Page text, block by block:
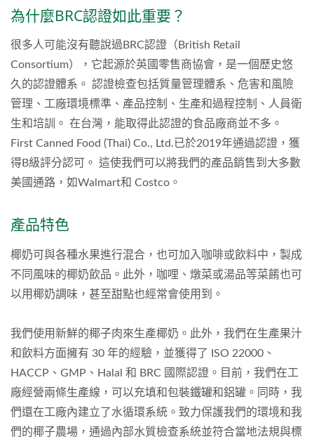
為什麼BRC認證如此重要？
很多人可能沒有聽說過BRC認證（British Retail
Consortium），它起源於英國零售商協會，是一個歷史悠
久的認證體系。 認證檢查包括質量管理體系、危害和風險
管理、工廠環境標準、產品控制、生產和過程控制、人員衛
生和培訓。 在台灣，能取得此認證的食品廠商並不多。
First Canned Food (Thai) Co., Ltd.已於2019年通過認證，獲
得B級評分認可。 這使我們可以將我們的產品銷售到大多數
美國通路，如Walmart和 Costco。
產品特色
椰奶可與各種水果進行混合，也可加入咖啡或飲料中，製成
不同風味的椰奶飲品。此外，咖哩、燉菜或湯品等菜餚也可
以用椰奶調味，甚至甜點也經常會使用到。
我們使用新鮮的椰子肉來生產椰奶。此外，我們在生產果汁
和飲料方面擁有 30 年的經驗，並獲得了 ISO 22000、
HACCP、GMP、Halal 和 BRC 國際認證。目前，我們在工
廠經營兩條生產線，可以充填和包裝鐵罐和鋁罐。同時，我
們還在工廠內建立了水循環系統。致力保護我們的環境和我
們的椰子農場，通過內部水質檢查系統並符合當地法規與標